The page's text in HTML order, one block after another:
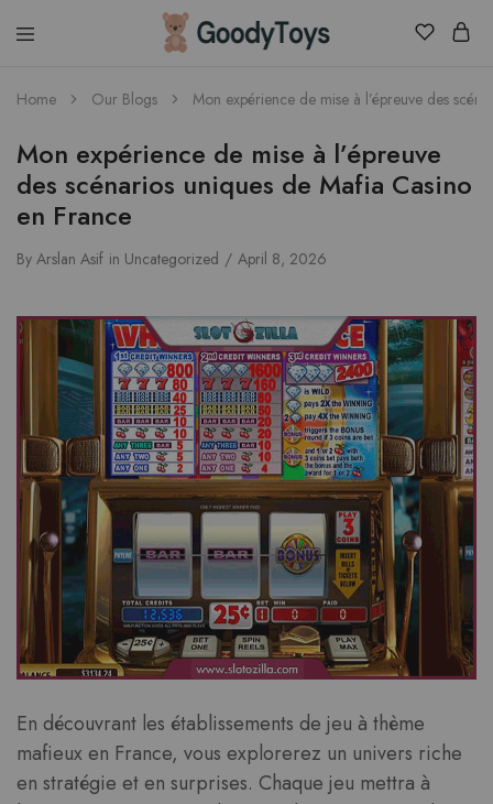
Children
Toys
Home Our Blogs Mon expérience de mise à l’épreuve des
Mon expérience de mise à l’épreuve
des scénarios uniques de Mafia Casino
en France
By Arslan Asif in Uncategorized April 8, 2026
En découvrant les établissements de jeu à thème
mafieux en France, vous explorerez un univers riche
en stratégie et en surprises. Chaque jeu mettra à